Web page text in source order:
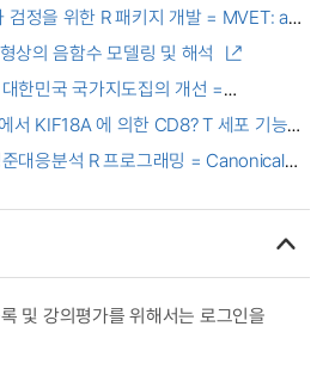
검정을 위한 R 패키지 개발 = MVET: an
상의 음함수 모델링 및 해석
한민국 국가지도집의 개선 =
서 KIF18A 에 의한 CD8? T 세포 기능
대응분석 R 프로그래밍 = Canonical
및 강의평가를 위해서는 로그인을